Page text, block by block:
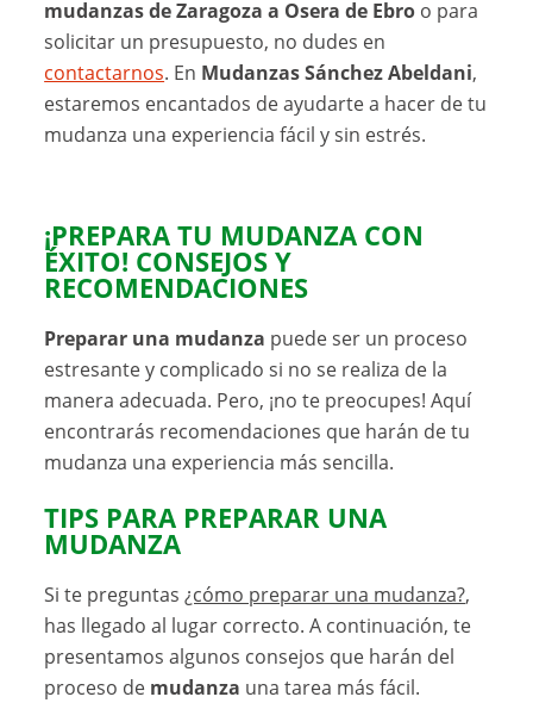
mudanzas de Zaragoza a Osera de Ebro o para
solicitar un presupuesto, no dudes en
contactarnos. En Mudanzas Sánchez Abeldani,
estaremos encantados de ayudarte a hacer de tu
mudanza una experiencia fácil y sin estrés.
¡PREPARA TU MUDANZA CON
ÉXITO! CONSEJOS Y
RECOMENDACIONES
Preparar una mudanza puede ser un proceso
estresante y complicado si no se realiza de la
manera adecuada. Pero, ¡no te preocupes! Aquí
encontrarás recomendaciones que harán de tu
mudanza una experiencia más sencilla.
TIPS PARA PREPARAR UNA
MUDANZA
Si te preguntas¿cómo preparar una mudanza?,
has llegado al lugar correcto. A continuación, te
presentamos algunos consejos que harán del
proceso de mudanza una tarea más fácil.